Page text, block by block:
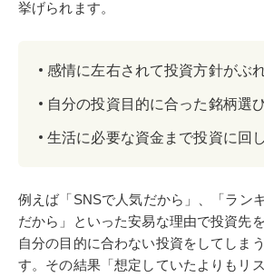
挙げられます。
感情に左右されて投資方針がぶ
自分の投資目的に合った銘柄選
生活に必要な資金まで投資に回
例えば「SNSで人気だから」、「ラン
だから」といった安易な理由で投資先
自分の目的に合わない投資をしてしま
す。その結果「想定していたよりもリ